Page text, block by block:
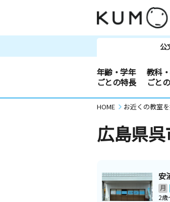
公
年齢・学年
ごとの特長
教科
ごと
HOME お近くの教室
広島県
安
月
2歳